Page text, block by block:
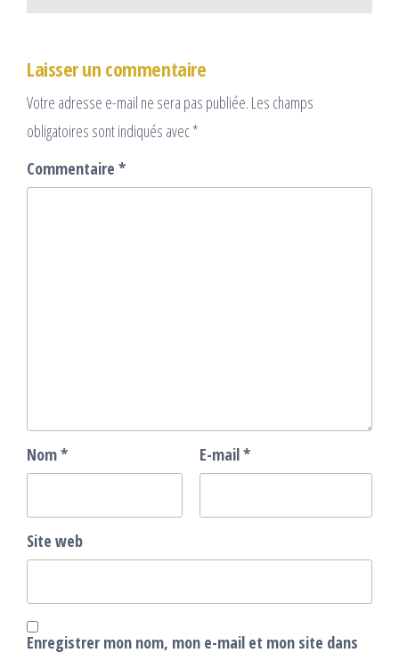
Laisser un commentaire
Votre adresse e-mail ne sera pas publiée. Les champs
obligatoires sont indiqués avec*
Commentaire *
Nom* E-mail*
Site web
Enregistrer mon nom, mon e-mail et mon site dans